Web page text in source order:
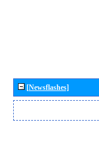
[Newsflashes]